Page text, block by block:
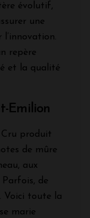
évolutif,
une
l’innovation.
repère
et la qualité
Emilion
produit
de mûre
aux
de
Voici toute la
marie